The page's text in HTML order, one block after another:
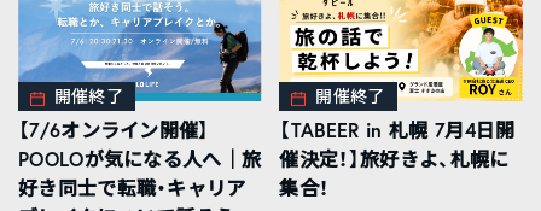
開催終了
【7/6オンライン開催】
POOLOが気になる人へ｜旅
好き同士で転職・キャリア
開催終了
【TABEER in 札幌 7月4日開
催決定！】旅好きよ、札幌に
集合！